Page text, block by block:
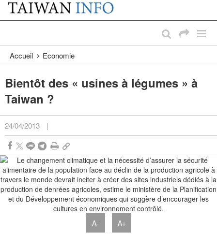
Passer au contenu principal
:::
Accueil Economie
Bientôt des « usines à légumes » à
Taiwan ?
24/04/2013 |
A- A+